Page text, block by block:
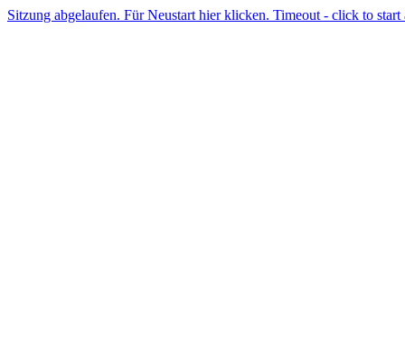
Sitzung abgelaufen. Für Neustart hier klicken. Timeout - click to start